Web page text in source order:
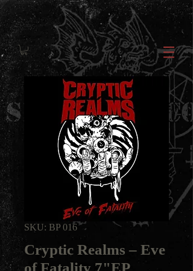
SKU: BP 016
Cryptic Realms ‎– Eve
of Fatality 7"EP